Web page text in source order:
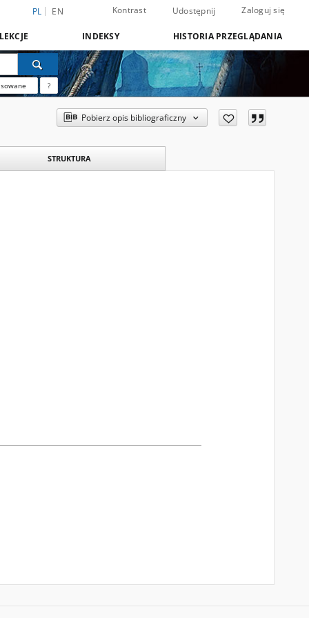
PL EN Kontrast Udostępnij Zaloguj się
INDEKSY HISTORIA PRZEGLĄDANIA
?
Pobierz opis bibliograficzny
STRUKTURA